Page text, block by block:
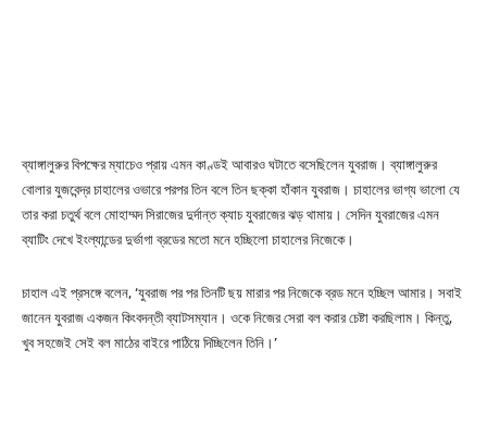
ব্যাঙ্গালুরুর বিপক্ষের ম্যাচেও প্রায় এমন কাণ্ডই আবারও ঘটাতে বসেছিলেন যুবরাজ। ব্যাঙ্গালুরুর
বোলার যুজবেন্দ্র চাহালের ওভারে পরপর তিন বলে তিন ছক্কা হাঁকান যুবরাজ। চাহালের ভাগ্য ভালো যে
তার করা চতুর্থ বলে মোহাম্মদ সিরাজের দুর্দান্ত ক্যাচ যুবরাজের ঝড় থামায়। সেদিন যুবরাজের এমন
ব্যাটিং দেখে ইংল্যান্ডের দুর্ভাগা ব্রডের মতো মনে হচ্ছিলো চাহালের নিজেকে।
চাহাল এই প্রসঙ্গে বলেন, ‘যুবরাজ পর পর তিনটি ছয় মারার পর নিজেকে ব্রড মনে হচ্ছিল আমার। সবাই
জানেন যুবরাজ একজন কিংবদন্তী ব্যাটসম্যান। ওকে নিজের সেরা বল করার চেষ্টা করছিলাম। কিন্তু,
খুব সহজেই সেই বল মাঠের বাইরে পাঠিয়ে দিচ্ছিলেন তিনি।’